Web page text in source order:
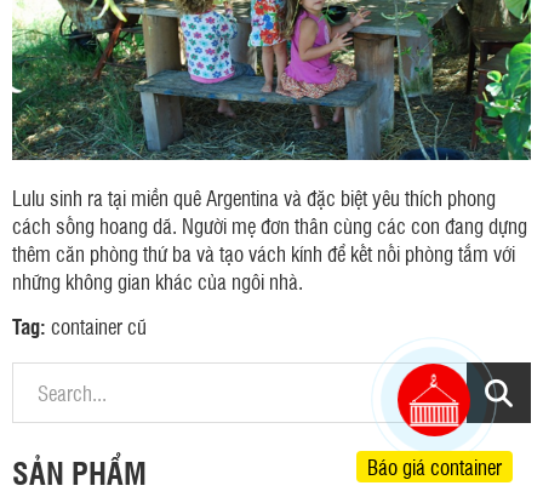
Lulu sinh ra tại miền quê Argentina và đặc biệt yêu thích phong
cách sống hoang dã. Người mẹ đơn thân cùng các con đang dựng
thêm căn phòng thứ ba và tạo vách kính để kết nối phòng tắm với
những không gian khác của ngôi nhà.
Tag: container cũ
SẢN PHẨM Báo giá container